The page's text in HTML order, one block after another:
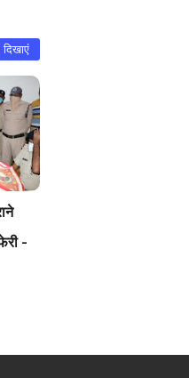
दिखाएं
-